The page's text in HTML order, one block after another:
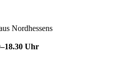
Nordhessens
Uhr